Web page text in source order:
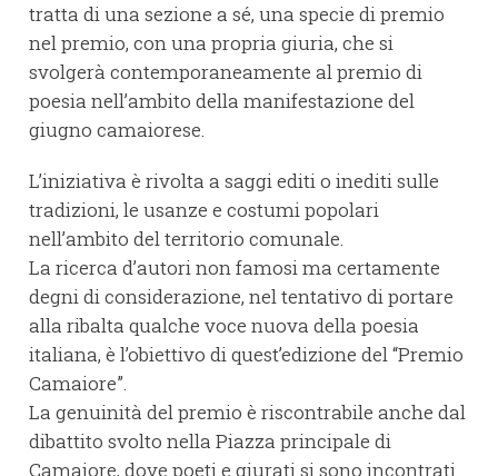
tratta di una sezione a sé, una specie di premio
nel premio, con una propria giuria, che si
svolgerà contemporaneamente al premio di
poesia nell’ambito della manifestazione del
giugno camaiorese.
L’iniziativa è rivolta a saggi editi o inediti sulle
tradizioni, le usanze e costumi popolari
nell’ambito del territorio comunale.
La ricerca d’autori non famosi ma certamente
degni di considerazione, nel tentativo di portare
alla ribalta qualche voce nuova della poesia
italiana, è l’obiettivo di quest’edizione del “Premio
Camaiore”.
La genuinità del premio è riscontrabile anche dal
dibattito svolto nella Piazza principale di
Camaiore, dove poeti e giurati si sono incontrati